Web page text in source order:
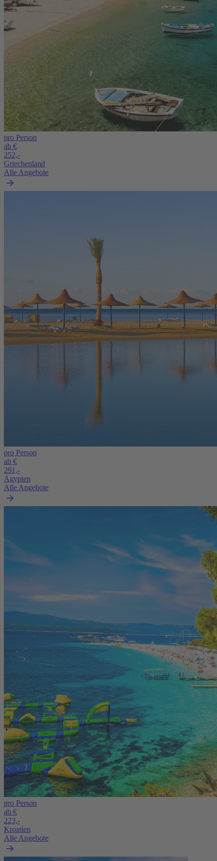
pro Person
ab €
252,-
Griechenland
Alle Angebote
pro Person
ab €
291,-
Ägypten
Alle Angebote
pro Person
ab €
223,-
Kroatien
Alle Angebote